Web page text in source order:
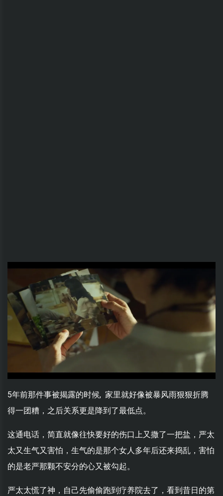
5年前那件事被揭露的时候, 家里就好像被暴风雨狠狠折腾
得一团糟，之后关系更是降到了最低点。
这通电话，简直就像往快要好的伤口上又撒了一把盐，严太
太又生气又害怕，生气的是那个女人多年后还来捣乱，害怕
的是老严那颗不安分的心又被勾起。
严太太慌了神，自己先偷偷跑到疗养院去了，看到昔日的第